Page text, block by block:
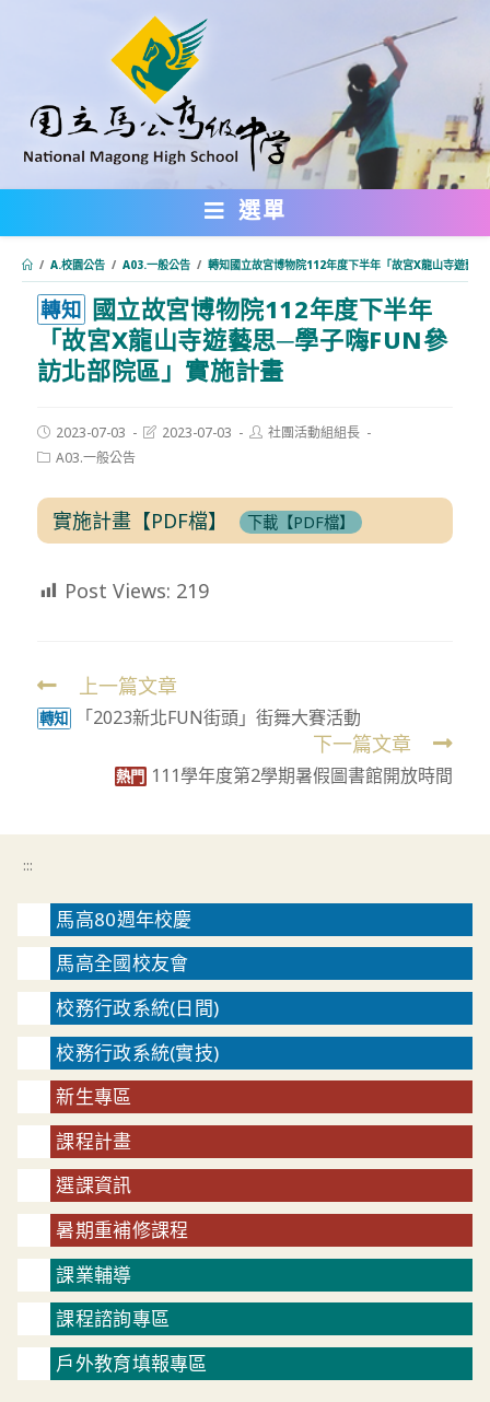
內
選單
/ A.校園公告 / A03.一般公告 / 轉知國立故宮博物院112年度下半年「故宮X龍山寺遊藝
轉知 國立故宮博物院112年度下半年
「故宮X龍山寺遊藝思─學子嗨FUN參
訪北部院區」實施計畫
Post
published:
2023-07-03
Post2023-07-03
Post社團活動組組長
PostA03.一般公告
實施計畫【PDF檔】 下載【PDF檔】
Post Views: 219
Read
more
上一篇文章
轉知 「2023新北FUN街頭」街舞大賽活動
下一篇文章
熱門 111學年度第2學期暑假圖書館開放時間
:::
馬高80週年校慶
馬高全國校友會
校務行政系統(日間)
校務行政系統(實技)
新生專區
課程計畫
選課資訊
暑期重補修課程
課業輔導
課程諮詢專區
戶外教育填報專區